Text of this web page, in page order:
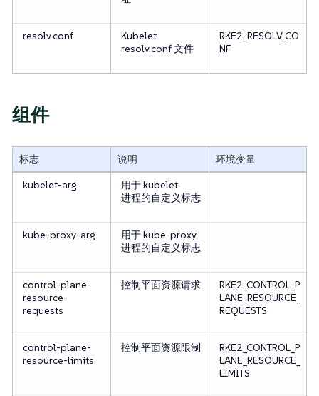
resolv.conf
Kubelet
resolv.conf 文件
RKE2_RESOLV_CO
NF
组件
标志 说明
环境变量
kubelet-arg
用于 kubelet
进程的自定义标志
kube-proxy-arg
用于 kube-proxy
进程的自定义标志
control-plane-
resource-
requests
控制平面资源请求
RKE2_CONTROL_P
LANE_RESOURCE_
REQUESTS
control-plane-
resource-limits
控制平面资源限制
RKE2_CONTROL_P
LANE_RESOURCE_
LIMITS